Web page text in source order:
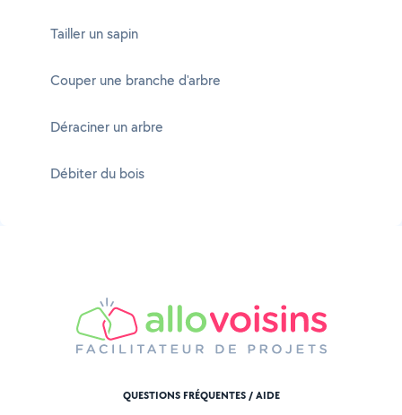
Tailler un sapin
Couper une branche d'arbre
Déraciner un arbre
Débiter du bois
QUESTIONS FRÉQUENTES / AIDE